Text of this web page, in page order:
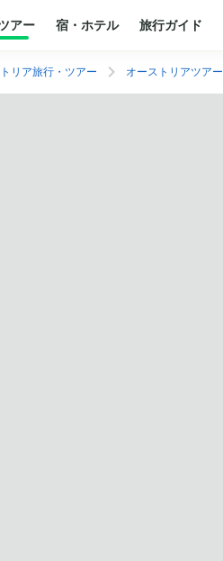
アー 宿・ホテル 旅行ガイド
リア旅行・ツアー オーストリアツアー